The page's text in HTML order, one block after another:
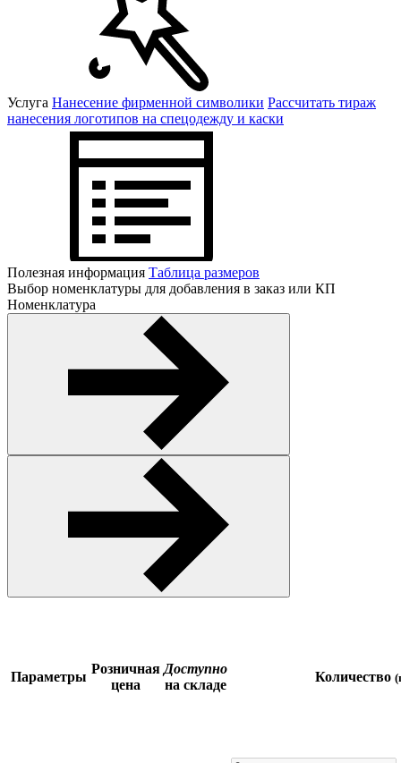
Услуга Нанесение фирменной символики Рассчитать тираж
нанесения логотипов на спецодежду и каски
Полезная информация Таблица размеров
Выбор номенклатуры для добавления в заказ или КП
Номенклатура
Параметры
Розничная
цена
Доступно
на складе
Количество